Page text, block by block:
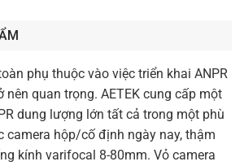
phụ thuộc vào việc triển khai ANPR
nên quan trọng. AETEK cung cấp một
dung lượng lớn tất cả trong một phù
camera hộp/cố định ngày nay, thậm
kính varifocal 8-80mm. Vỏ camera